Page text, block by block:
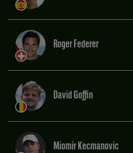
Roger Federer
David Goffin
Miomir Kecmanovic